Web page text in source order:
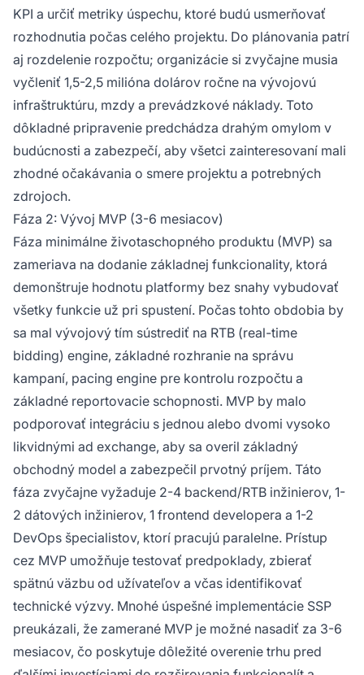
KPI a určiť metriky úspechu, ktoré budú usmerňovať
rozhodnutia počas celého projektu. Do plánovania patrí
aj rozdelenie rozpočtu; organizácie si zvyčajne musia
vyčleniť 1,5-2,5 milióna dolárov ročne na vývojovú
infraštruktúru, mzdy a prevádzkové náklady. Toto
dôkladné pripravenie predchádza drahým omylom v
budúcnosti a zabezpečí, aby všetci zainteresovaní mali
zhodné očakávania o smere projektu a potrebných
zdrojoch.
Fáza 2: Vývoj MVP (3-6 mesiacov)
Fáza minimálne životaschopného produktu (MVP) sa
zameriava na dodanie základnej funkcionality, ktorá
demonštruje hodnotu platformy bez snahy vybudovať
všetky funkcie už pri spustení. Počas tohto obdobia by
sa mal vývojový tím sústrediť na RTB (real-time
bidding) engine, základné rozhranie na správu
kampaní, pacing engine pre kontrolu rozpočtu a
základné reportovacie schopnosti. MVP by malo
podporovať integráciu s jednou alebo dvomi vysoko
likvidnými ad exchange, aby sa overil základný
obchodný model a zabezpečil prvotný príjem. Táto
fáza zvyčajne vyžaduje 2-4 backend/RTB inžinierov, 1-
2 dátových inžinierov, 1 frontend developera a 1-2
DevOps špecialistov, ktorí pracujú paralelne. Prístup
cez MVP umožňuje testovať predpoklady, zbierať
spätnú väzbu od užívateľov a včas identifikovať
technické výzvy. Mnohé úspešné implementácie SSP
preukázali, že zamerané MVP je možné nasadiť za 3-6
mesiacov, čo poskytuje dôležité overenie trhu pred